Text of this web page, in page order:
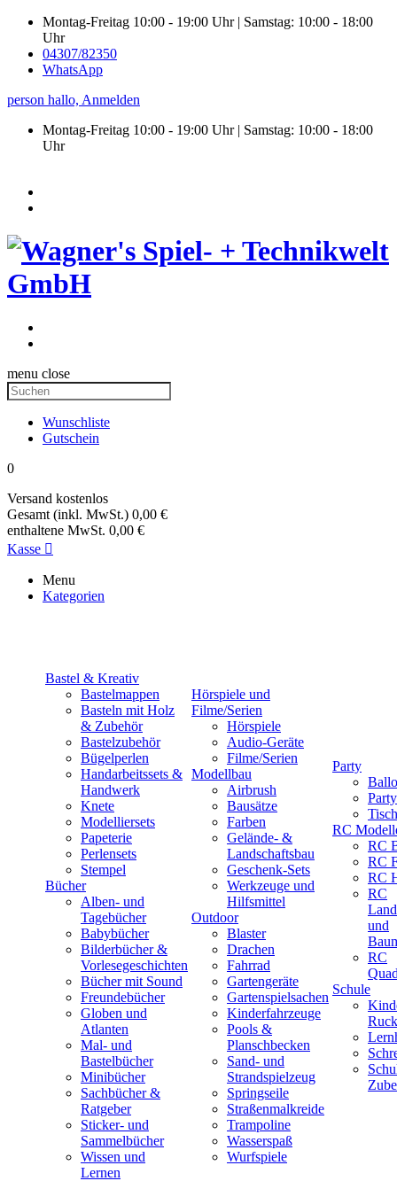
Montag-Freitag 10:00 - 19:00 Uhr | Samstag: 10:00 - 18:00
Uhr
04307/82350
WhatsApp
person hallo, Anmelden
Montag-Freitag 10:00 - 19:00 Uhr | Samstag: 10:00 - 18:00
Uhr
menu close
Wunschliste
Gutschein
0
Versand kostenlos
Gesamt (inkl. MwSt.) 0,00 €
enthaltene MwSt. 0,00 €
Kasse 
Menu
Kategorien
Bastel & Kreativ
Bastelmappen
Basteln mit Holz
& Zubehör
Bastelzubehör
Bügelperlen
Handarbeitssets &
Handwerk
Knete
Modelliersets
Papeterie
Perlensets
Stempel
Bücher
Alben- und
Tagebücher
Babybücher
Bilderbücher &
Vorlesegeschichten
Bücher mit Sound
Freundebücher
Globen und
Atlanten
Mal- und
Bastelbücher
Minibücher
Sachbücher &
Ratgeber
Sticker- und
Sammelbücher
Wissen und
Lernen
Hörspiele und
Filme/Serien
Hörspiele
Audio-Geräte
Filme/Serien
Modellbau
Airbrush
Bausätze
Farben
Gelände- &
Landschaftsbau
Geschenk-Sets
Werkzeuge und
Hilfsmittel
Outdoor
Blaster
Drachen
Fahrrad
Gartengeräte
Gartenspielsachen
Kinderfahrzeuge
Pools &
Planschbecken
Sand- und
Strandspielzeug
Springseile
Straßenmalkreide
Trampoline
Wasserspaß
Wurfspiele
Party
RC
RC
RC
RC
RC
und
RC
Schule